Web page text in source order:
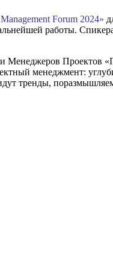
Forum 2024»
работы.
Менеджеров Проектов
менеджмент:
тренды,